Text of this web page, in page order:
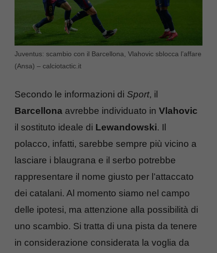
Juventus: scambio con il Barcellona, Vlahovic sblocca l’affare
(Ansa) – calciotactic.it
Secondo le informazioni di Sport, il
Barcellona avrebbe individuato in Vlahovic
il sostituto ideale di Lewandowski. Il
polacco, infatti, sarebbe sempre più vicino a
lasciare i blaugrana e il serbo potrebbe
rappresentare il nome giusto per l’attaccato
dei catalani. Al momento siamo nel campo
delle ipotesi, ma attenzione alla possibilità di
uno scambio. Si tratta di una pista da tenere
in considerazione considerata la voglia da